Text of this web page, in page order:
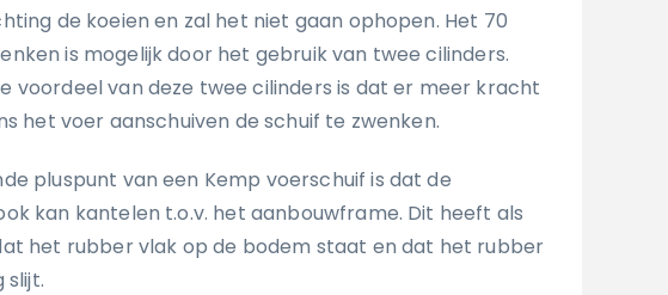
de koeien en zal het niet gaan ophopen. Het 70
is mogelijk door het gebruik van twee cilinders.
voordeel van deze twee cilinders is dat er meer kracht
het voer aanschuiven de schuif te zwenken.
pluspunt van een Kemp voerschuif is dat de
kan kantelen t.o.v. het aanbouwframe. Dit heeft als
het rubber vlak op de bodem staat en dat het rubber
slijt.